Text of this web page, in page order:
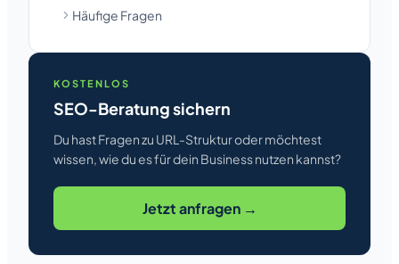
Häufige Fragen
KOSTENLOS
SEO-Beratung sichern
Du hast Fragen zu URL-Struktur oder möchtest
wissen, wie du es für dein Business nutzen kannst?
Jetzt anfragen →